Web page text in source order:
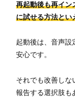
再起動後も再イン
に試せる方法とい
起動後は、音声設
安心です。
それでも改善しな
報告する選択肢も